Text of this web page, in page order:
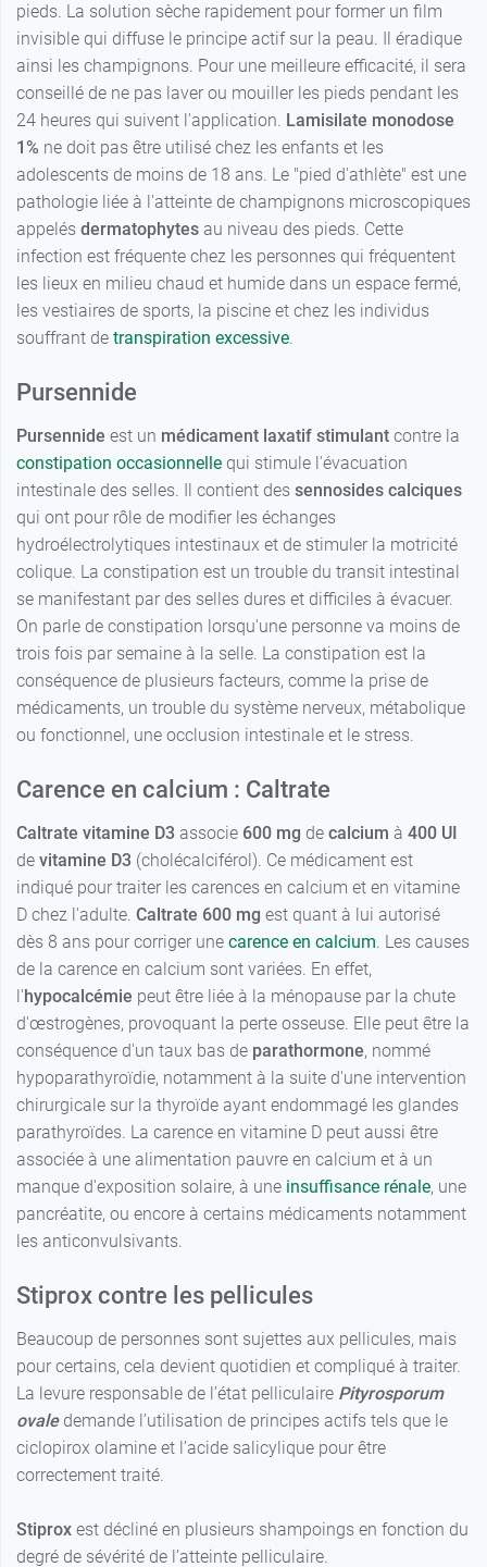
pieds. La solution sèche rapidement pour former un film
invisible qui diffuse le principe actif sur la peau. Il éradique
ainsi les champignons. Pour une meilleure efficacité, il sera
conseillé de ne pas laver ou mouiller les pieds pendant les
24 heures qui suivent l'application. Lamisilate monodose
1% ne doit pas être utilisé chez les enfants et les
adolescents de moins de 18 ans. Le "pied d'athlète" est une
pathologie liée à l'atteinte de champignons microscopiques
appelés dermatophytes au niveau des pieds. Cette
infection est fréquente chez les personnes qui fréquentent
les lieux en milieu chaud et humide dans un espace fermé,
les vestiaires de sports, la piscine et chez les individus
souffrant de transpiration excessive.
Pursennide
Pursennide est un médicament laxatif stimulant contre la
constipation occasionnelle qui stimule l'évacuation
intestinale des selles. Il contient des sennosides calciques
qui ont pour rôle de modifier les échanges
hydroélectrolytiques intestinaux et de stimuler la motricité
colique. La constipation est un trouble du transit intestinal
se manifestant par des selles dures et difficiles à évacuer.
On parle de constipation lorsqu'une personne va moins de
trois fois par semaine à la selle. La constipation est la
conséquence de plusieurs facteurs, comme la prise de
médicaments, un trouble du système nerveux, métabolique
ou fonctionnel, une occlusion intestinale et le stress.
Carence en calcium : Caltrate
Caltrate vitamine D3 associe 600 mg de calcium à 400 UI
de vitamine D3 (cholécalciférol). Ce médicament est
indiqué pour traiter les carences en calcium et en vitamine
D chez l'adulte. Caltrate 600 mg est quant à lui autorisé
dès 8 ans pour corriger une carence en calcium. Les causes
de la carence en calcium sont variées. En effet,
l' hypocalcémie peut être liée à la ménopause par la chute
d'œstrogènes, provoquant la perte osseuse. Elle peut être la
conséquence d'un taux bas de parathormone, nommé
hypoparathyroïdie, notamment à la suite d'une intervention
chirurgicale sur la thyroïde ayant endommagé les glandes
parathyroïdes. La carence en vitamine D peut aussi être
associée à une alimentation pauvre en calcium et à un
manque d'exposition solaire, à une insuffisance rénale, une
pancréatite, ou encore à certains médicaments notamment
les anticonvulsivants.
Stiprox contre les pellicules
Beaucoup de personnes sont sujettes aux pellicules, mais
pour certains, cela devient quotidien et compliqué à traiter.
La levure responsable de l’état pelliculaire Pityrosporum
ovaledemande l’utilisation de principes actifs tels que le
ciclopirox olamine et l’acide salicylique pour être
correctement traité.
Stiprox est décliné en plusieurs shampoings en fonction du
degré de sévérité de l’atteinte pelliculaire.